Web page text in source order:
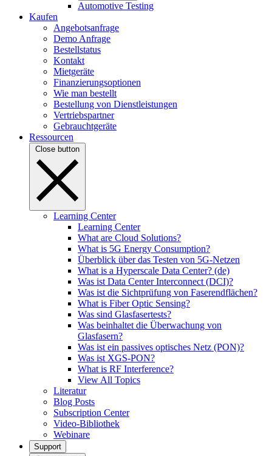
Automotive Testing
Kaufen
Angebotsanfrage
Demo Anfrage
Bestellstatus
Kontakt
Mietgeräte
Finanzierungsoptionen
Wie man bestellt
Bestellung von Dienstleistungen
Vertriebspartner
Gebrauchtgeräte
Ressourcen
Close button
Learning Center
Learning Center
What are Cloud Solutions?
What is 5G Energy Consumption?
Überblick über das Testen von 5G-Netzen
What is a Hyperscale Data Center? (de)
Was ist Data Center Interconnect (DCI)?
Was ist die Sichtprüfung von Faserendflächen?
What is Fiber Optic Sensing?
Was sind Glasfasertests?
Was beinhaltet die Überwachung von
Glasfasern?
Was ist ein passives optisches Netz (PON)?
Was ist XGS-PON?
What is RF Interference?
View All Topics
Literatur
Blog Posts
Subscription Center
Video-Bibliothek
Webinare
Support